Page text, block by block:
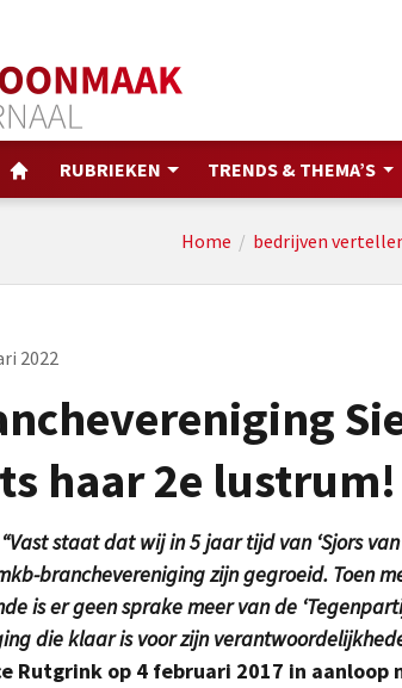
RUBRIEKEN TRENDS & THEMA’S
Home / bedrijven
2022
haar 2e lustrum!
“Vast staat dat wij in 5 jaar tijd van ‘Sjors
branchevereniging zijn gegroeid. Toen
is er geen sprake meer van de
die klaar is voor zijn
Rutgrink op 4 februari 2017 in aanloop